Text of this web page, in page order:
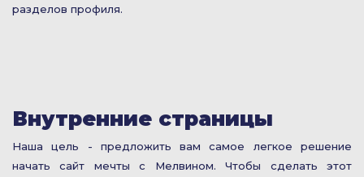
разделов профиля.
Внутренние страницы
Наша цель - предложить вам самое легкое решение
начать сайт мечты с Мелвином. Чтобы сделать этот